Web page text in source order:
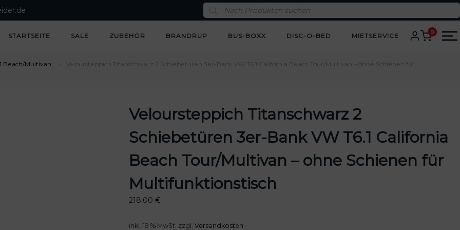
P
o
u
s
STARTSEITE SALE ZUBEHÖR BRANDRUP BUS-BOXX DISC-O-BED MIETSERVICE 0
Beach/Multivan
Veloursteppich Titanschwarz 2 Schiebetüren 3er-Bank VW T6.1 California Beach Tour/Multivan – ohne Schienen für
Veloursteppich Titanschwarz 2
Schiebetüren 3er-Bank VW T6.1 California
Beach Tour/Multivan – ohne Schienen für
Multifunktionstisch
218,00 €
inkl. 19 % MwSt. zzgl. Versandkosten